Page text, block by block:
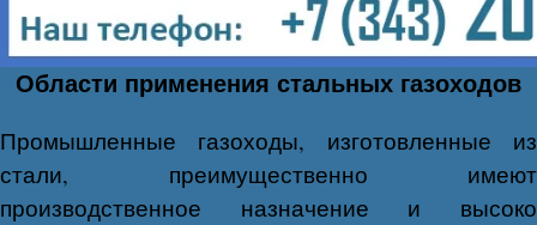
Области применения стальных газоходов​
Промышленные газоходы, изготовленные из
стали, преимущественно имеют
производственное назначение и высоко